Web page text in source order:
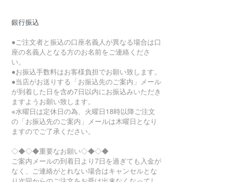
銀行振込
●ご注文者と振込の口座名義人が異なる場合は口
座の名義人となる方のお名前をご連絡くださ
い。
●お振込手数料はお客様負担でお願い致します。
●当店がお送りする「お振込先のご案内」メール
が到着した日を含め7日以内にお振込みいただき
ますようお願い致します。
※水曜日は定休日の為、火曜日18時以降ご注文
の「お振込先のご案内」メールは木曜日となり
ますのでご了承ください。
◇◆◇◆重要なお願い◇◆◇◆
ご案内メールの到着日より7日を過ぎても入金が
なく、ご連絡がとれない場合はキャンセルとな